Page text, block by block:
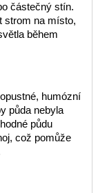
částečný stín.
strom na místo,
během
humózní
půda nebyla
půdu
což pomůže